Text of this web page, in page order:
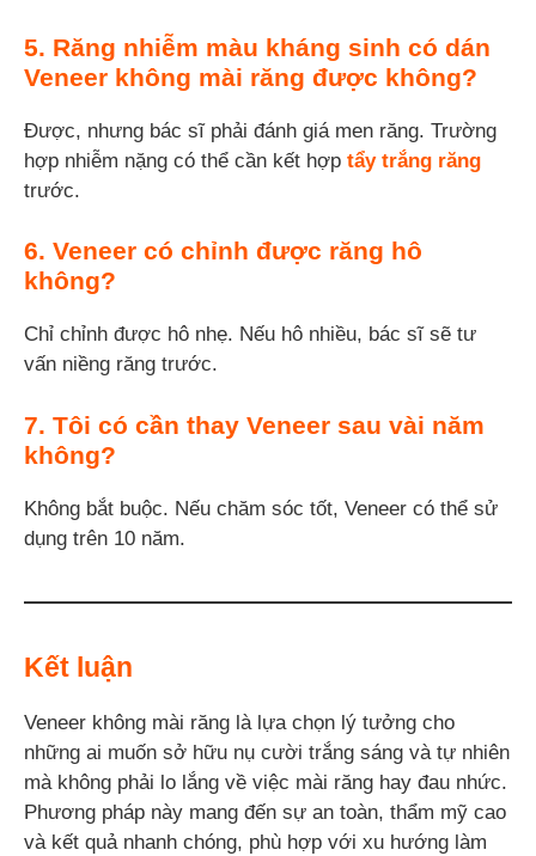
5. Răng nhiễm màu kháng sinh có dán
Veneer không mài răng được không?
Được, nhưng bác sĩ phải đánh giá men răng. Trường
hợp nhiễm nặng có thể cần kết hợp tẩy trắng răng
trước.
6. Veneer có chỉnh được răng hô
không?
Chỉ chỉnh được hô nhẹ. Nếu hô nhiều, bác sĩ sẽ tư
vấn niềng răng trước.
7. Tôi có cần thay Veneer sau vài năm
không?
Không bắt buộc. Nếu chăm sóc tốt, Veneer có thể sử
dụng trên 10 năm.
Kết luận
Veneer không mài răng là lựa chọn lý tưởng cho
những ai muốn sở hữu nụ cười trắng sáng và tự nhiên
mà không phải lo lắng về việc mài răng hay đau nhức.
Phương pháp này mang đến sự an toàn, thẩm mỹ cao
và kết quả nhanh chóng, phù hợp với xu hướng làm